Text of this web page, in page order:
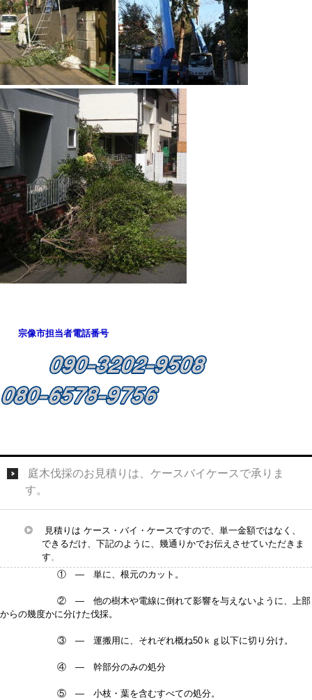
宗像市担当者電話番号
庭木伐採のお見積りは、ケースバイケースで承りま
す。
見積りは ケース・バイ・ケースですので、単一金額ではなく、
できるだけ、下記のように、幾通りかでお伝えさせていただきま
す。
① — 単に、根元のカット。
② — 他の樹木や電線に倒れて影響を与えないように、上部
からの幾度かに分けた伐採。
③ — 運搬用に、それぞれ概ね50ｋｇ以下に切り分け。
④ — 幹部分のみの処分
⑤ — 小枝・葉を含むすべての処分。